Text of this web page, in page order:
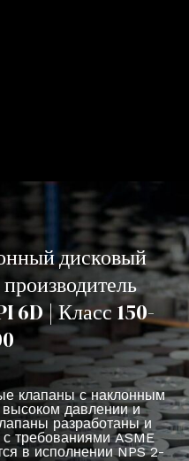
дисковый
6D | Класс 150-
клапаны с наклонным
давлении и
разработаны и
требованиями ASME
в исполнении NPS 2-